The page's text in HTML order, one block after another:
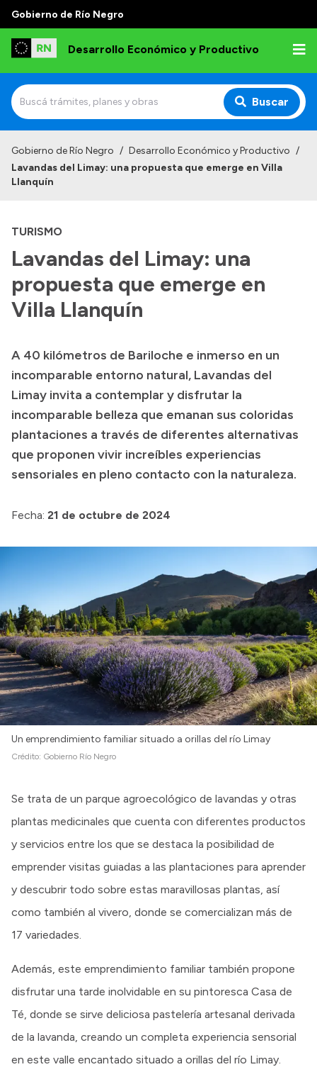
Gobierno de Río Negro
Desarrollo Económico y Productivo
Buscar
Institucional
Autoridades
Delegaciones
Normativa
Presupuesto
Boletín Oficial
Compras y licitaciones
Consulta de expedientes
Consulta de pago a proveedores
Convocatorias
Gobierno de Río Negro / Desarrollo Económico y Productivo /
Lavandas del Limay: una propuesta que emerge en Villa
Llanquín
TURISMO
Lavandas del Limay: una
propuesta que emerge en
Villa Llanquín
A 40 kilómetros de Bariloche e inmerso en un
incomparable entorno natural, Lavandas del
Limay invita a contemplar y disfrutar la
incomparable belleza que emanan sus coloridas
plantaciones a través de diferentes alternativas
que proponen vivir increíbles experiencias
sensoriales en pleno contacto con la naturaleza.
Fecha: 21 de octubre de 2024
Un emprendimiento familiar situado a orillas del río Limay
Crédito: Gobierno Río Negro
Se trata de un parque agroecológico de lavandas y otras
plantas medicinales que cuenta con diferentes productos
y servicios entre los que se destaca la posibilidad de
emprender visitas guiadas a las plantaciones para aprender
y descubrir todo sobre estas maravillosas plantas, así
como también al vivero, donde se comercializan más de
17 variedades.
Además, este emprendimiento familiar también propone
disfrutar una tarde inolvidable en su pintoresca Casa de
Té, donde se sirve deliciosa pastelería artesanal derivada
de la lavanda, creando un completa experiencia sensorial
en este valle encantado situado a orillas del río Limay.